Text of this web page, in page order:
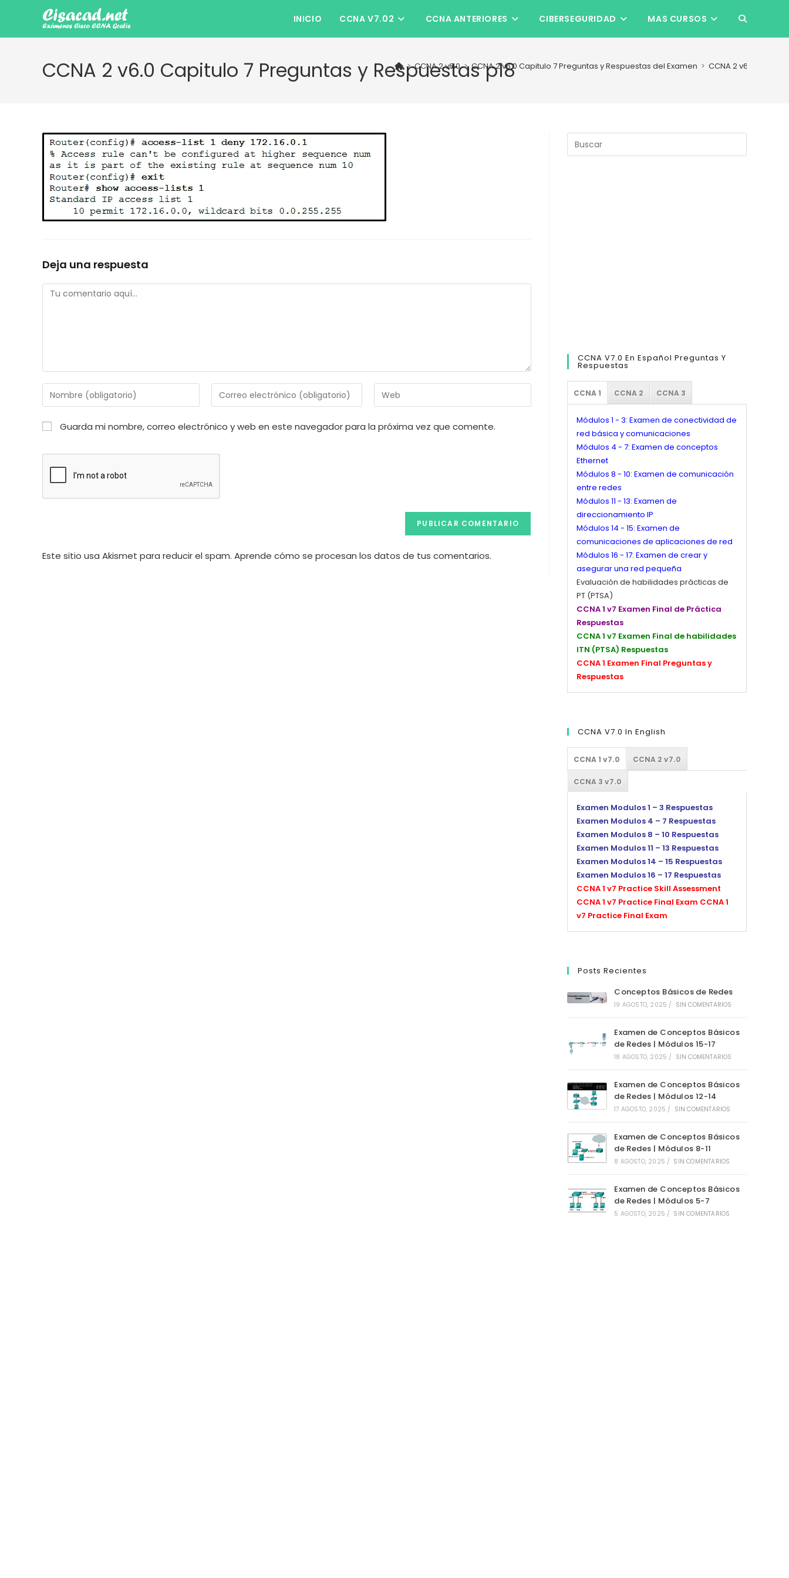
contenido
INICIO CCNA V7.02 CCNA ANTERIORES CIBERSEGURIDAD MAS CURSOS ALTERNAR
LA
CCNA 2 v6.0 Capitulo 7 Preguntas y Respuestas p18
> CCNA 2 v6.0 > CCNA 2 v6.0 Capitulo 7 Preguntas y Respuestas del Examen > CCNA 2 v6.0
Deja una respuesta
Comentario
Introduce
tu
nombre
o
Introduce
tu
Introduce
la
de
Guarda mi nombre, correo electrónico y web en este navegador para la próxima vez que comente.
Este sitio usa Akismet para reducir el spam. Aprende cómo se procesan los datos de tus comentarios.
Escape
CCNA V7.0 En Español Preguntas Y
Respuestas
CCNA 1 CCNA 2 CCNA 3
Módulos 1 - 3: Examen de conectividad de
red básica y comunicaciones
Módulos 4 - 7: Examen de conceptos
Ethernet
Módulos 8 - 10: Examen de comunicación
entre redes
Módulos 11 - 13: Examen de
direccionamiento IP
Módulos 14 - 15: Examen de
comunicaciones de aplicaciones de red
Módulos 16 - 17: Examen de crear y
asegurar una red pequeña
Evaluación de habilidades prácticas de
PT (PTSA)
CCNA 1 v7 Examen Final de Práctica
Respuestas
CCNA 1 v7 Examen Final de habilidades
ITN (PTSA) Respuestas
CCNA 1 Examen Final Preguntas y
Respuestas
CCNA V7.0 In English
CCNA 1 v7.0 CCNA 2 v7.0
CCNA 3 v7.0
Examen Modulos 1 – 3 Respuestas
Examen Modulos 4 – 7 Respuestas
Examen Modulos 8 – 10 Respuestas
Examen Modulos 11 – 13 Respuestas
Examen Modulos 14 – 15 Respuestas
Examen Modulos 16 – 17 Respuestas
CCNA 1 v7 Practice Skill Assessment
CCNA 1 v7 Practice Final Exam CCNA 1
v7 Practice Final Exam
Posts Recientes
Conceptos Básicos de Redes
19 AGOSTO, 2025 / SIN COMENTARIOS
Examen de Conceptos Básicos
de Redes | Módulos 15-17
18 AGOSTO, 2025 / SIN COMENTARIOS
Examen de Conceptos Básicos
de Redes | Módulos 12-14
17 AGOSTO, 2025 / SIN COMENTARIOS
Examen de Conceptos Básicos
de Redes | Módulos 8-11
8 AGOSTO, 2025 / SIN COMENTARIOS
Examen de Conceptos Básicos
de Redes | Módulos 5-7
5 AGOSTO, 2025 / SIN COMENTARIOS